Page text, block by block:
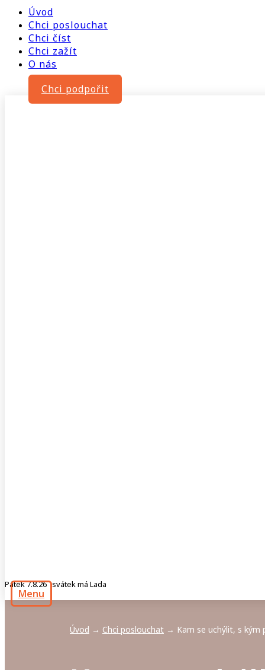
Úvod
Chci poslouchat
Chci číst
Chci zažít
O nás
Chci podpořit
Pátek 7.8.26 svátek má Lada
Menu
Úvod → Chci poslouchat → Kam se uchýlit, s kým